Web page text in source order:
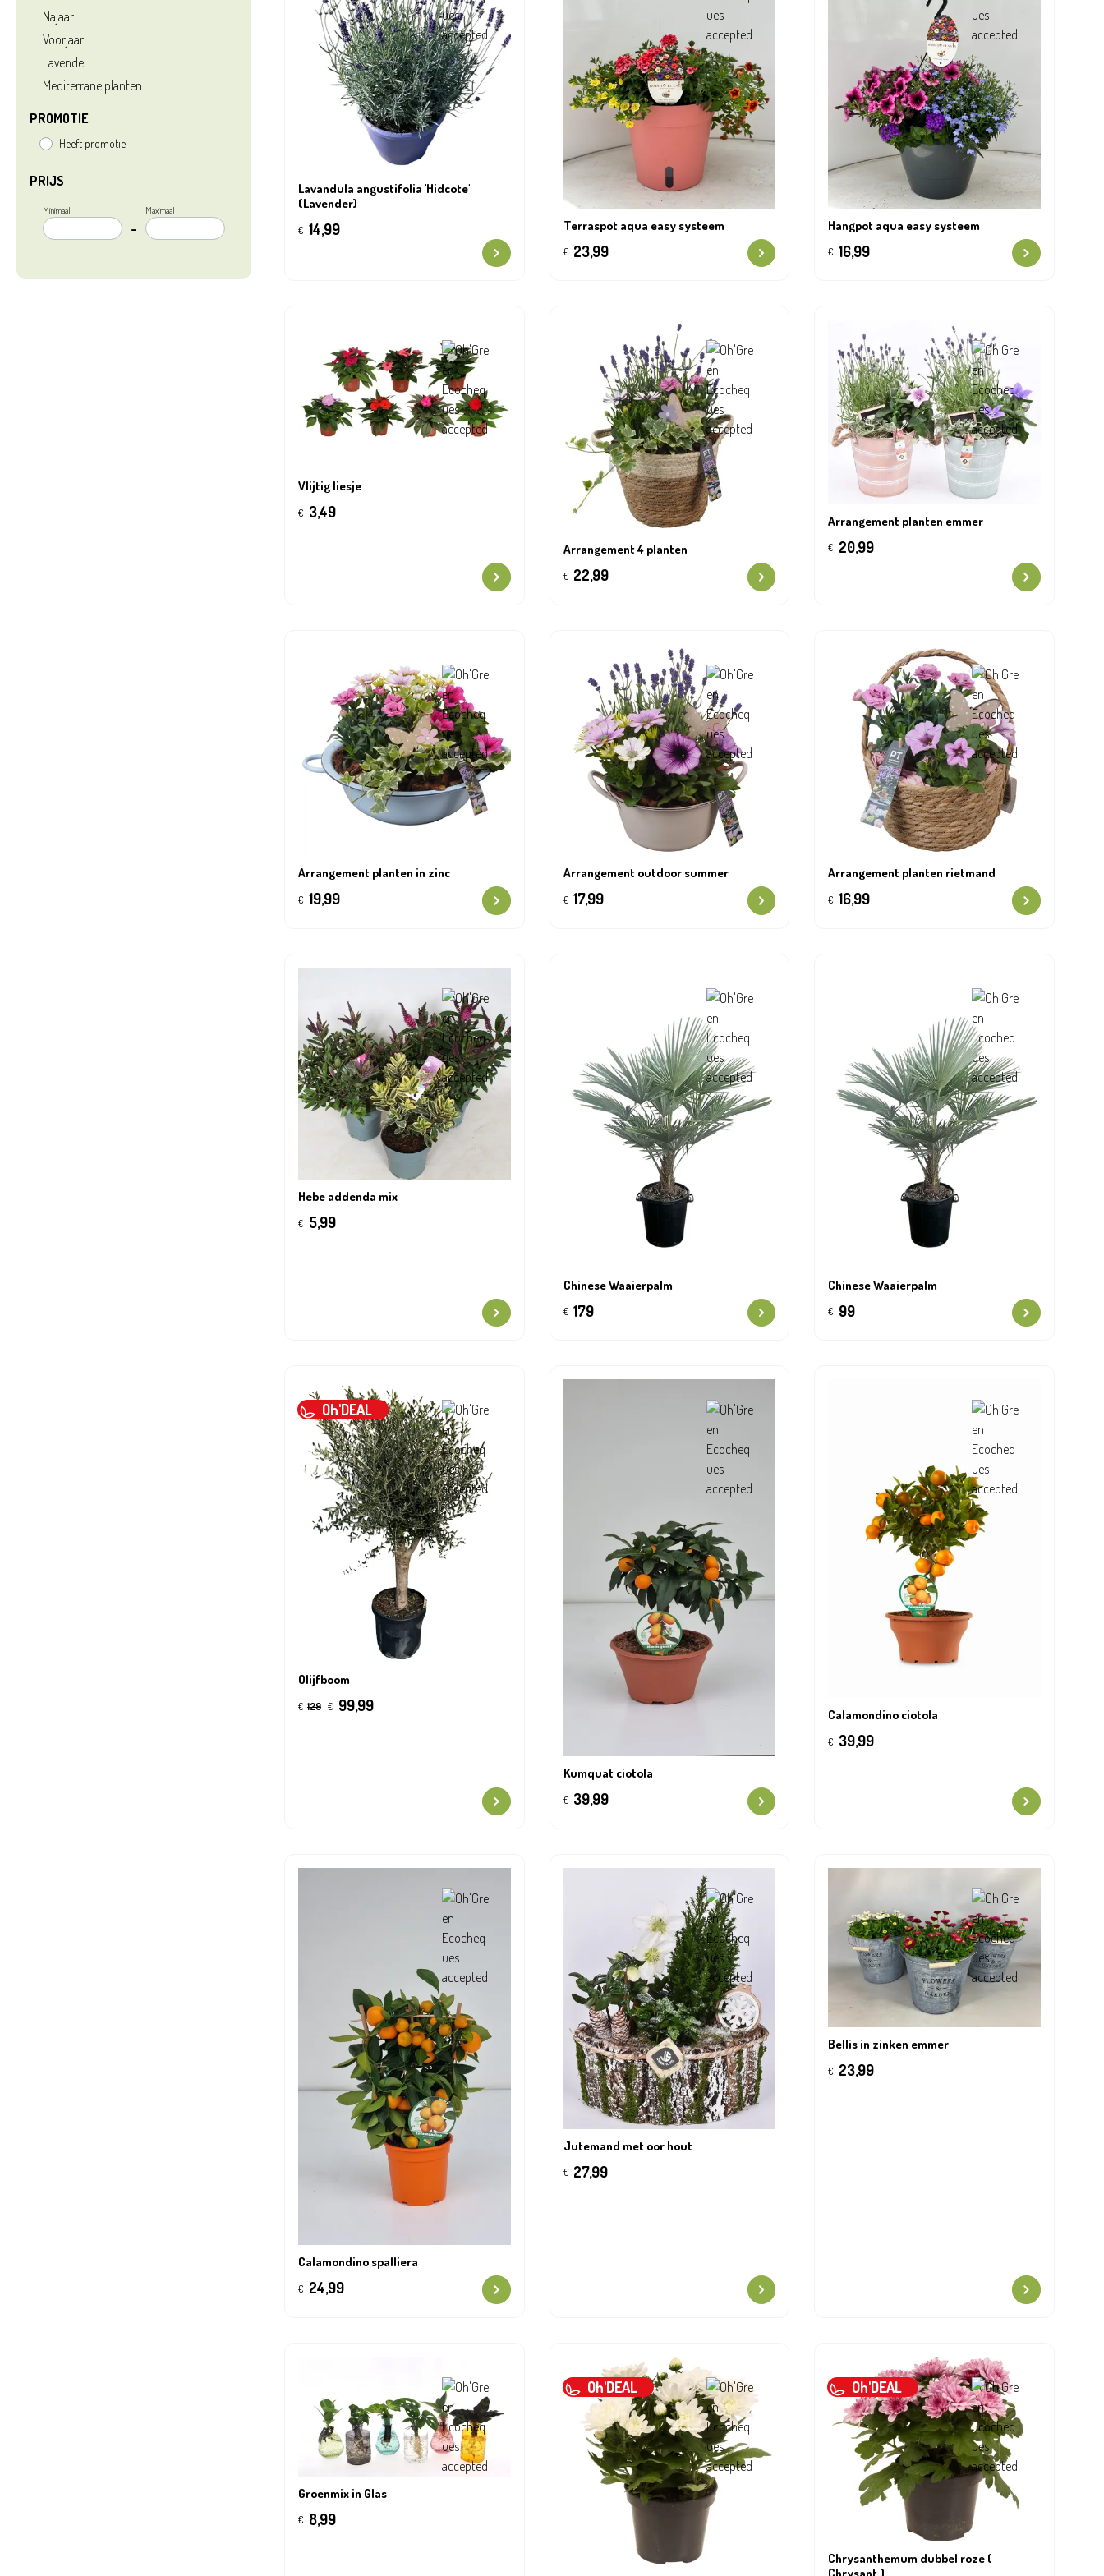
Najaar
Voorjaar
Lavendel
Mediterrane planten
PROMOTIE
Heeft promotie
PRIJS
Minimaal
–
Maximaal
Lavandula angustifolia 'Hidcote'
(Lavender)
€ 14,99 Terraspot aqua easy systeem
€ 23,99
Hangpot aqua easy systeem
€ 16,99
Vlijtig liesje
€ 3,49
Arrangement 4 planten
€ 22,99
Arrangement planten emmer
€ 20,99
Arrangement planten in zinc
€ 19,99
Arrangement outdoor summer
€ 17,99
Arrangement planten rietmand
€ 16,99
Hebe addenda mix
€ 5,99
Chinese Waaierpalm
€ 179
Chinese Waaierpalm
€ 99
Oh'DEAL
Olijfboom
€ 129 € 99,99
Kumquat ciotola
€ 39,99
Calamondino ciotola
€ 39,99
Calamondino spalliera
€ 24,99
Jutemand met oor hout
€ 27,99
Bellis in zinken emmer
€ 23,99
Groenmix in Glas
€ 8,99
Oh'DEAL Oh'DEAL
Chrysanthemum dubbel roze (